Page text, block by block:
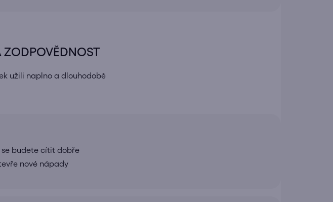
ZODPOVĚDNOST
užili naplno a dlouhodobě
se budete cítit dobře
nové nápady